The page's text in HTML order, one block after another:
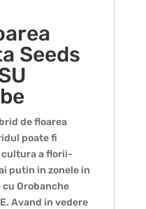
Seeds
de floarea
poate fi
a florii-
putin in zonele in
Orobanche
Avand in vedere